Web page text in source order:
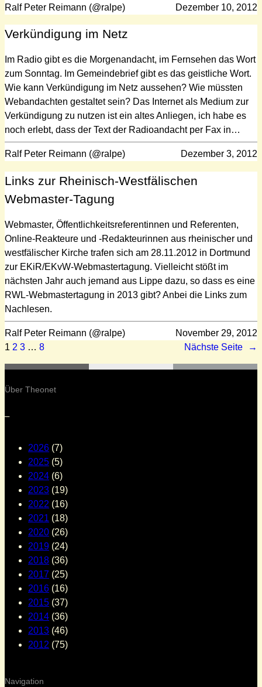
Ralf Peter Reimann (@ralpe) Dezember 10, 2012
Verkündigung im Netz
Im Radio gibt es die Morgenandacht, im Fernsehen das Wort
zum Sonntag. Im Gemeindebrief gibt es das geistliche Wort.
Wie kann Verkündigung im Netz aussehen? Wie müssten
Webandachten gestaltet sein? Das Internet als Medium zur
Verkündigung zu nutzen ist ein altes Anliegen, ich habe es
noch erlebt, dass der Text der Radioandacht per Fax in…
Ralf Peter Reimann (@ralpe) Dezember 3, 2012
Links zur Rheinisch-Westfälischen
Webmaster-Tagung
Webmaster, Öffentlichkeitsreferentinnen und Referenten,
Online-Reakteure und -Redakteurinnen aus rheinischer und
westfälischer Kirche trafen sich am 28.11.2012 in Dortmund
zur EKiR/EKvW-Webmastertagung. Vielleicht stößt im
nächsten Jahr auch jemand aus Lippe dazu, so dass es eine
RWL-Webmastertagung in 2013 gibt? Anbei die Links zum
Nachlesen.
Ralf Peter Reimann (@ralpe)
November 29, 2012
1 2 3 … 8 Nächste Seite →
Über Theonet
–
2026 (7)
2025 (5)
2024 (6)
2023 (19)
2022 (16)
2021 (18)
2020 (26)
2019 (24)
2018 (36)
2017 (25)
2016 (16)
2015 (37)
2014 (36)
2013 (46)
2012 (75)
Navigation